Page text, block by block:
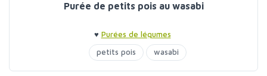
Purée de petits pois au wasabi
♥ Purées de légumes
petits pois
wasabi